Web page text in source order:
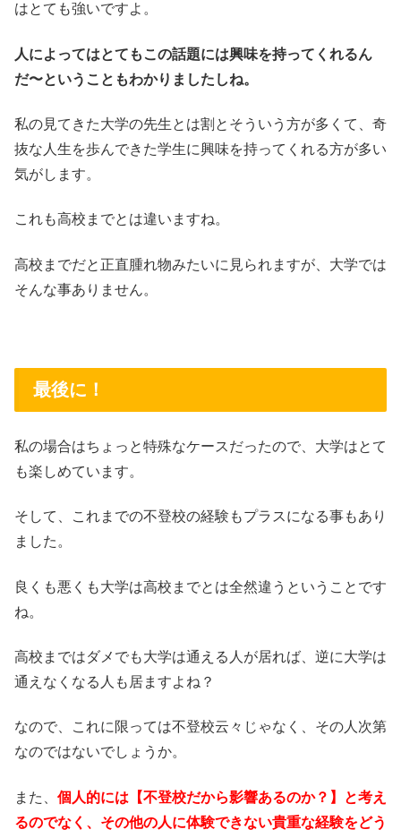
はとても強いですよ。
人によってはとてもこの話題には興味を持ってくれるん
だ〜ということもわかりましたしね。
私の見てきた大学の先生とは割とそういう方が多くて、奇
抜な人生を歩んできた学生に興味を持ってくれる方が多い
気がします。
これも高校までとは違いますね。
高校までだと正直腫れ物みたいに見られますが、大学では
そんな事ありません。
最後に！
私の場合はちょっと特殊なケースだったので、大学はとて
も楽しめています。
そして、これまでの不登校の経験もプラスになる事もあり
ました。
良くも悪くも大学は高校までとは全然違うということです
ね。
高校まではダメでも大学は通える人が居れば、逆に大学は
通えなくなる人も居ますよね？
なので、これに限っては不登校云々じゃなく、その人次第
なのではないでしょうか。
また、 個人的には【不登校だから影響あるのか？】と考え
るのでなく、その他の人に体験できない貴重な経験をどう